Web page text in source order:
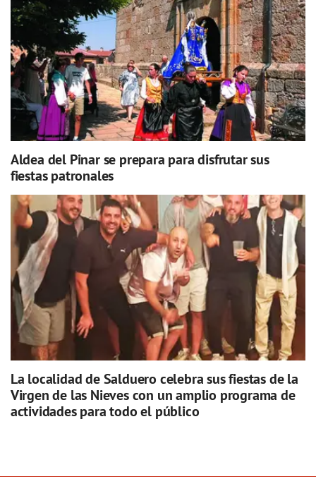
Aldea del Pinar se prepara para disfrutar sus
fiestas patronales
La localidad de Salduero celebra sus fiestas de la
Virgen de las Nieves con un amplio programa de
actividades para todo el público